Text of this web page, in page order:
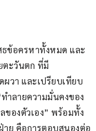
ข้อครหาทั้งหมด และ
ตะวันตก ที่มี
ผวา และเปรียบเทียบ
ำลายความมั่นคงของ
องตัวเอง” พร้อมทั้ง
าย คือการตอบสนองต่อ